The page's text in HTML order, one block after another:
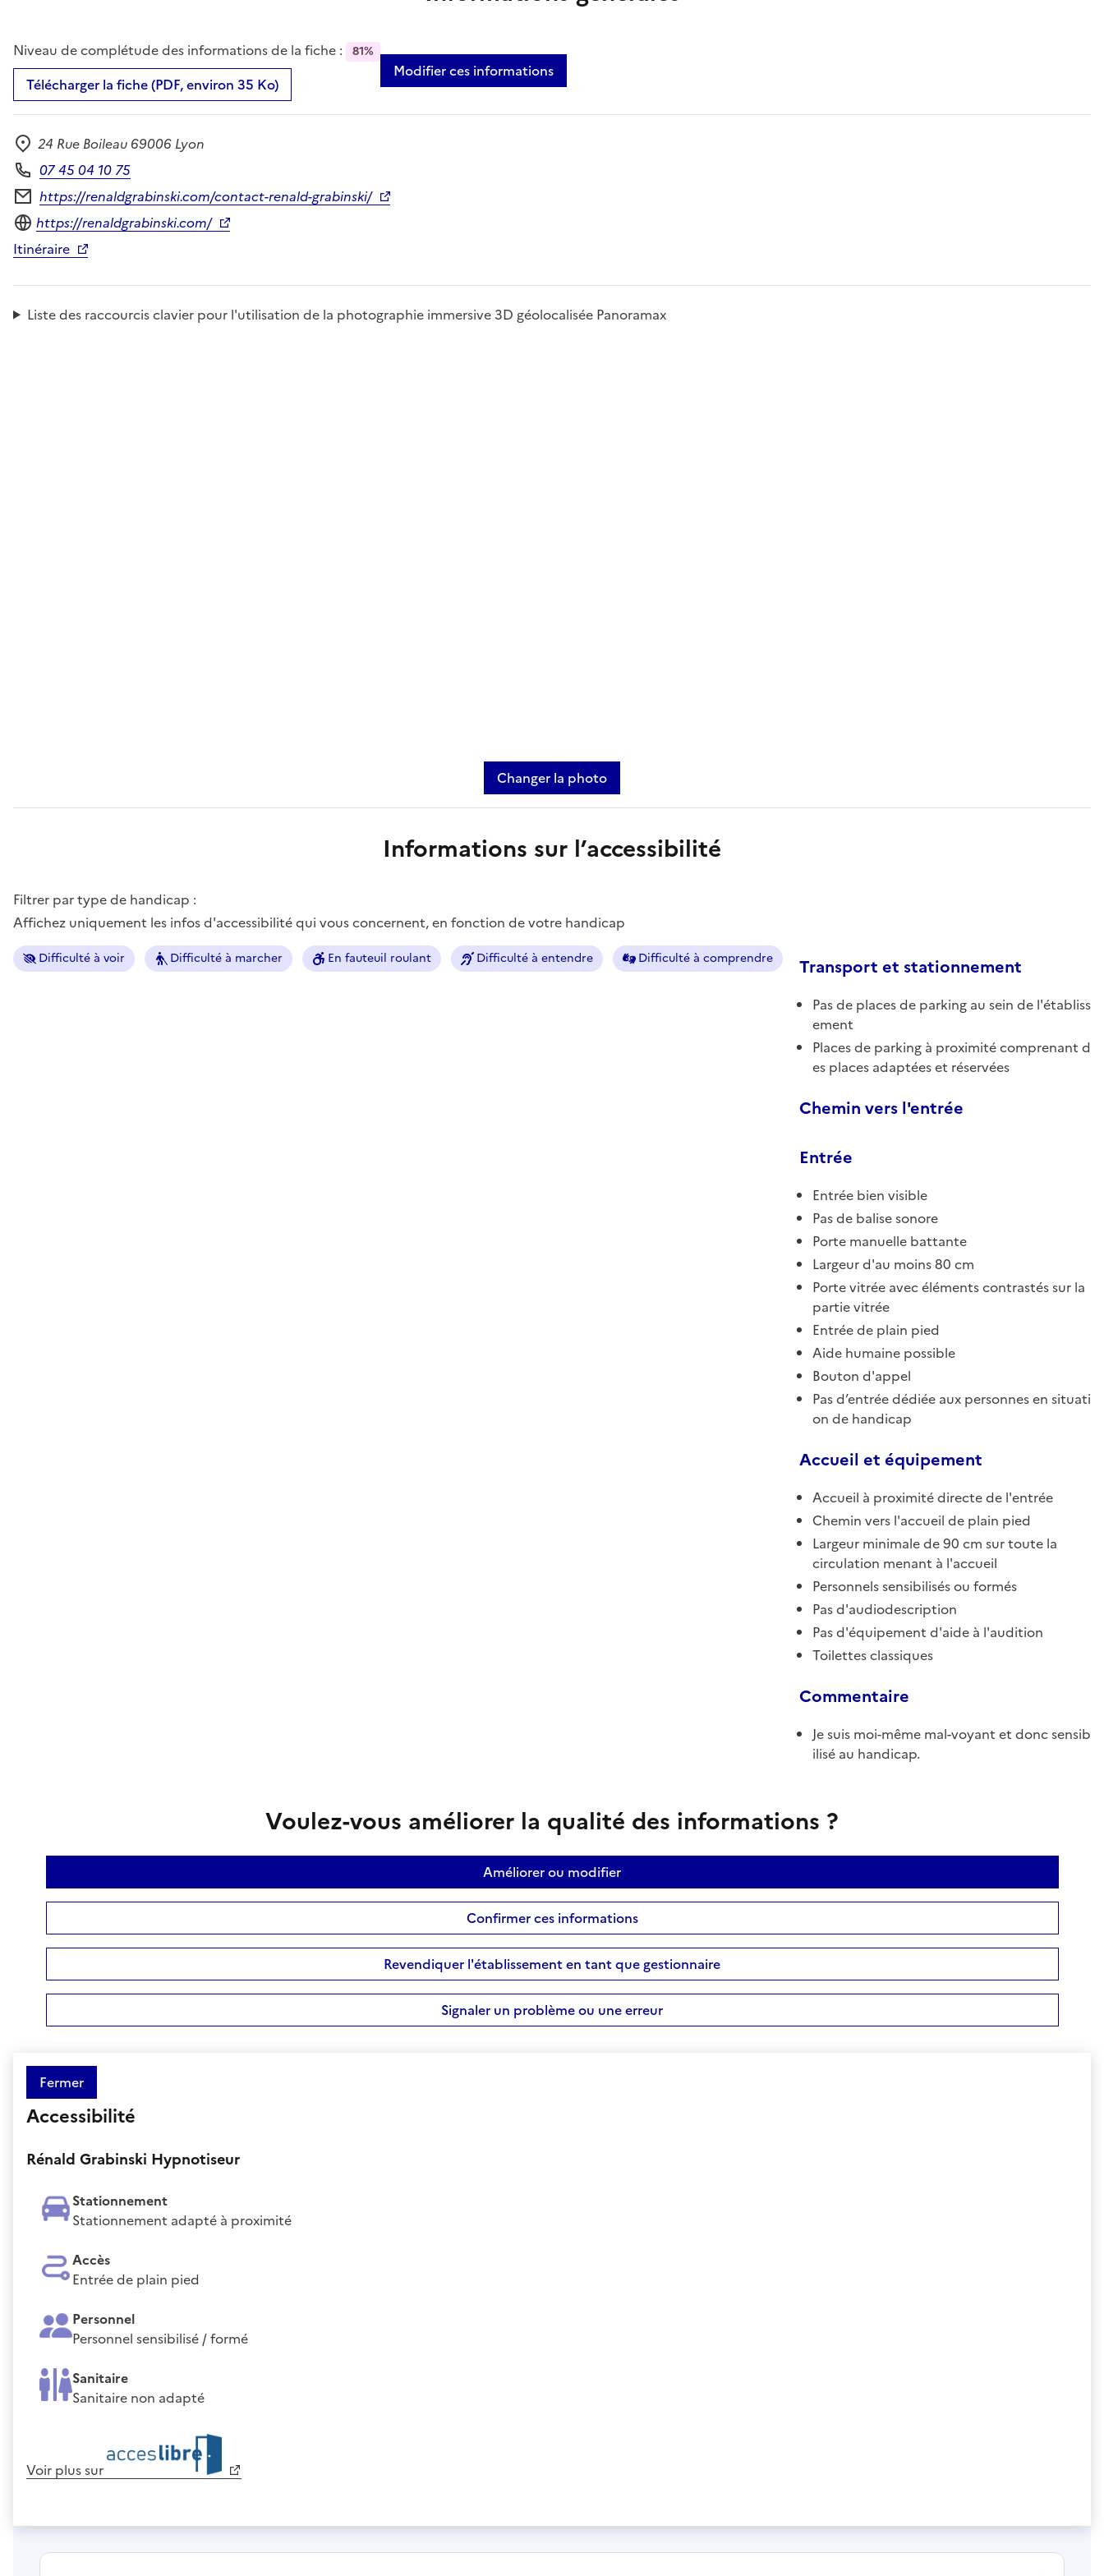
Niveau de complétude des informations de la fiche : 81%
Télécharger la fiche (PDF, environ 35 Ko)
Modifier ces informations
Adresse
24 Rue Boileau 69006 Lyon
Téléphone
07 45 04 10 75
Formulaire de contact
https://renaldgrabinski.com/contact-renald-grabinski/
Site internet
https://renaldgrabinski.com/
Itinéraire
Liste des raccourcis clavier pour l'utilisation de la photographie immersive 3D géolocalisée Panoramax
Changer la photo
Informations sur l’accessibilité
Filtrer par type de handicap :
Affichez uniquement les infos d'accessibilité qui vous concernent, en fonction de votre handicap
Difficulté à voir Difficulté à marcher En fauteuil roulant Difficulté à entendre Difficulté à comprendre Transport et stationnement
Pas de places de parking au sein de l'établiss
ement
Places de parking à proximité comprenant d
es places adaptées et réservées
Chemin vers l'entrée
Entrée
Entrée bien visible
Pas de balise sonore
Porte manuelle battante
Largeur d'au moins 80 cm
Porte vitrée avec éléments contrastés sur la
partie vitrée
Entrée de plain pied
Aide humaine possible
Bouton d'appel
Pas d’entrée dédiée aux personnes en situati
on de handicap
Accueil et équipement
Accueil à proximité directe de l'entrée
Chemin vers l'accueil de plain pied
Largeur minimale de 90 cm sur toute la
circulation menant à l'accueil
Personnels sensibilisés ou formés
Pas d'audiodescription
Pas d'équipement d'aide à l'audition
Toilettes classiques
Commentaire
Je suis moi-même mal-voyant et donc sensib
ilisé au handicap.
Voulez-vous améliorer la qualité des informations ?
Améliorer ou modifier
Confirmer ces informations
Revendiquer l'établissement en tant que gestionnaire
Signaler un problème ou une erreur
Fermer
Accessibilité
Rénald Grabinski Hypnotiseur
Stationnement
Stationnement adapté à proximité
Accès
Entrée de plain pied
Personnel
Personnel sensibilisé / formé
Sanitaire
Sanitaire non adapté
Voir plus sur